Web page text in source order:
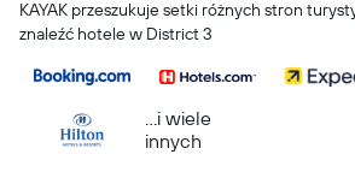
KAYAK przeszukuje setki różnych stron
znaleźć hotele w District 3
...i wiele
innych